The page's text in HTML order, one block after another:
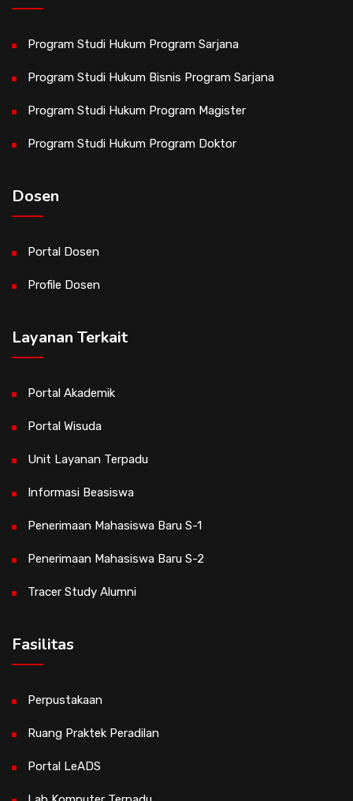
Program Studi Hukum Program Sarjana
Program Studi Hukum Bisnis Program Sarjana
Program Studi Hukum Program Magister
Program Studi Hukum Program Doktor
Dosen
Portal Dosen
Profile Dosen
Layanan Terkait
Portal Akademik
Portal Wisuda
Unit Layanan Terpadu
Informasi Beasiswa
Penerimaan Mahasiswa Baru S-1
Penerimaan Mahasiswa Baru S-2
Tracer Study Alumni
Fasilitas
Perpustakaan
Ruang Praktek Peradilan
Portal LeADS